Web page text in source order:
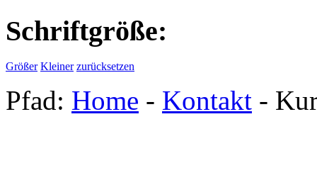
Schriftgröße:
Größer Kleiner zurücksetzen
Pfad: Home - Kontakt -